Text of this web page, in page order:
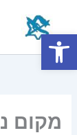
מקום
פתח סרגל נגישות